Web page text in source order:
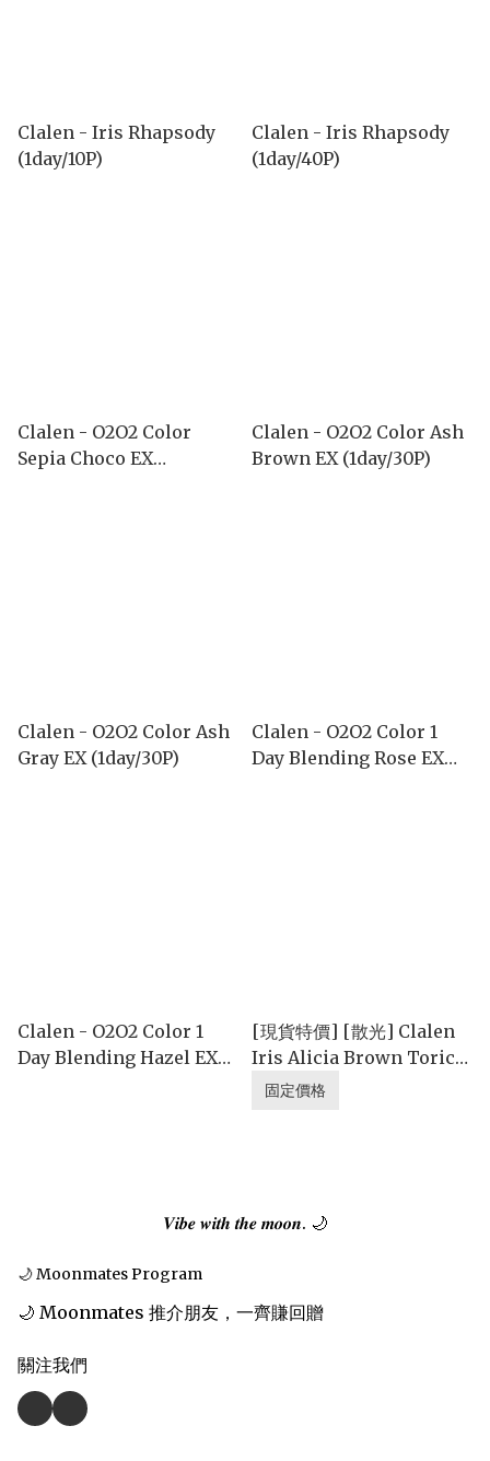
Clalen - Iris Rhapsody
(1day/10P)
Clalen - Iris Rhapsody
(1day/40P)
Clalen - O2O2 Color
Sepia Choco EX
Clalen - O2O2 Color Ash
Brown EX (1day/30P)
Clalen - O2O2 Color Ash
Gray EX (1day/30P)
Clalen - O2O2 Color 1
Day Blending Rose EX
Clalen - O2O2 Color 1
Day Blending Hazel EX
[現貨特價] [散光] Clalen
Iris Alicia Brown Toric
夢幻啡 (1day/30p)
固定價格
𝑽𝒊𝒃𝒆 𝒘𝒊𝒕𝒉 𝒕𝒉𝒆 𝒎𝒐𝒐𝒏. 🌙
🌙 Moonmates Program
🌙 Moonmates 推介朋友，一齊賺回贈
關注我們